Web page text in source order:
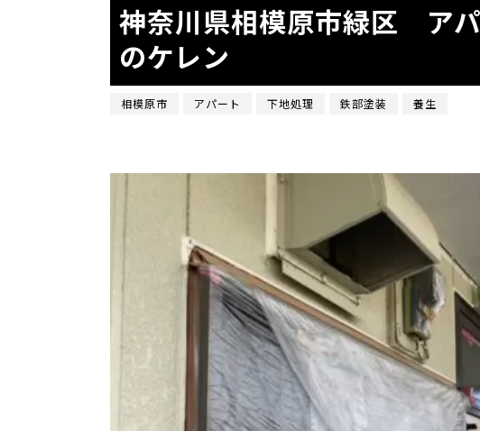
神奈川県相模原市緑区 ア
のケレン
相模原市 アパート 下地処理 鉄部塗装 養生